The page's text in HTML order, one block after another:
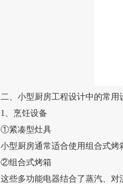
二、小型厨房工程设计中的常用
1、烹饪设备
①紧凑型灶具
小型厨房通常适合使用组合式烤
②组合式烤箱
这些多功能电器结合了蒸汽、对